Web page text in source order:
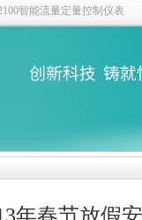
智能流量定量控制仪表